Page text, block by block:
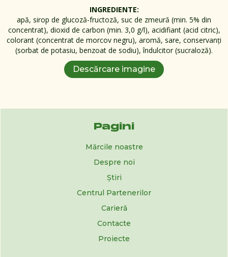
INGREDIENTE:
apă, sirop de glucoză-fructoză, suc de zmeură (min. 5% din
concentrat), dioxid de carbon (min. 3,0 g/l), acidifiant (acid citric),
colorant (concentrat de morcov negru), aromă, sare, conservanți
(sorbat de potasiu, benzoat de sodiu), îndulcitor (sucraloză).
Descărcare imagine
Pagini
Mărcile noastre
Despre noi
Știri
Centrul Partenerilor
Carieră
Contacte
Proiecte